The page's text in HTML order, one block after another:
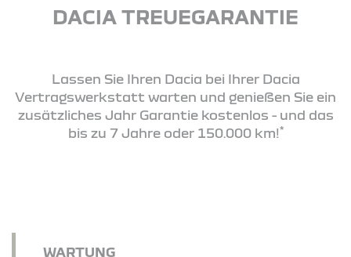
DACIA TREUEGARANTIE
Lassen Sie Ihren Dacia bei Ihrer Dacia
Vertragswerkstatt warten und genießen Sie ein
zusätzliches Jahr Garantie kostenlos - und das
bis zu 7 Jahre oder 150.000 km!*
WARTUNG